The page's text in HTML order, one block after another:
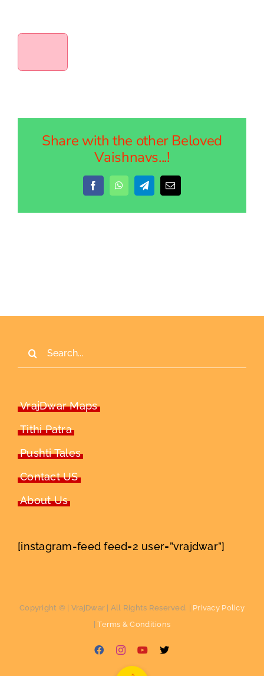
Share with the other Beloved
Vaishnavs...!
FacebookWhatsAppTelegramEmail
VrajDwar Maps
Tithi Patra
Pushti Tales
Contact US
About Us
[instagram-feed feed=2 user=”vrajdwar”]
Copyright © | VrajDwar | All Rights Reserved. | Privacy Policy
|Terms & Conditions
FacebookInstagramYouTube
X